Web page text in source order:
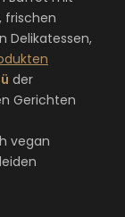
frischen
Delikatessen,
der
Gerichten
vegan